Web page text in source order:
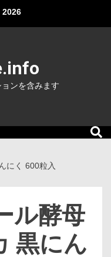
2026
ンを含みます
にく 600粒入
ル酵母
黒にん